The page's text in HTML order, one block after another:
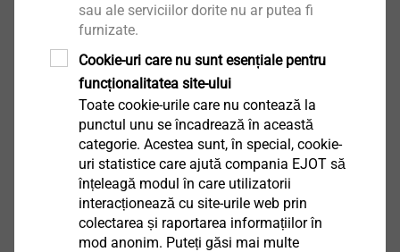
Beton C12/15 ≥ 45 mm
Beton ușor LC12/13 ≥ 45 mm
BCA P 3.3/0.5 ≥ 80 mm
Descărcări
User manual.pdf 655 KB
ETA-07/0013.pdf 3 MB
EPD Flat roof fastening systems.pdf
1022 KB
Assembly instruction.pdf 1 MB
sau ale serviciilor dorite nu ar putea fi
furnizate.
Cookie-uri care nu sunt esențiale pentru
funcționalitatea site-ului
Toate cookie-urile care nu contează la
punctul unu se încadrează în această
categorie. Acestea sunt, în special, cookie-
uri statistice care ajută compania EJOT să
înțeleagă modul în care utilizatorii
interacționează cu site-urile web prin
colectarea și raportarea informațiilor în
mod anonim. Puteți găsi mai multe